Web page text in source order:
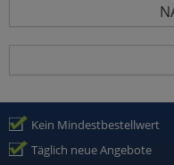
Kein Mindestbestellwert
Täglich neue Angebote